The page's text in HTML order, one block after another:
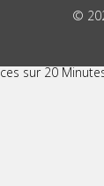
©
sur 20